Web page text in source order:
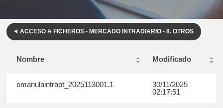
ACCESO A FICHEROS - MERCADO INTRADIARIO - 8. OTROS
Nombre Modificado
omanulaintrapt_2025113001.1
30/11/2025
02:17:51